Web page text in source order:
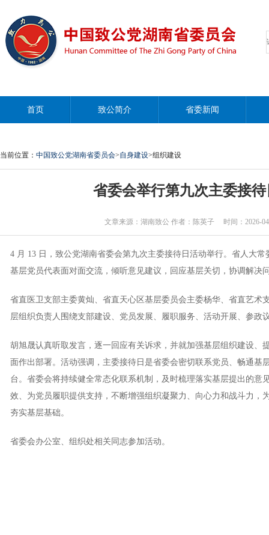
首页 致公简介 省委新闻
当前位置： 中国致公党湖南省委员会>自身建设>组织建设
省委会举行第九次主委接
文章来源：湖南致公 作者：陈英子 时间：2026-04-
4 月 13 日，致公党湖南省委会第九次主委接待日活动举行。省人大
基层党员代表面对面交流，倾听意见建议，回应基层关切，协调解决
省直医卫支部主委黄灿、省直天心区基层委员会主委杨华、省直艺术
层组织负责人围绕支部建设、党员发展、履职服务、活动开展、参政
胡旭晟认真听取发言，逐一回应有关诉求，并就加强基层组织建设、
面作出部署。活动强调，主委接待日是省委会密切联系党员、畅通基
台。省委会将持续健全常态化联系机制，及时梳理落实基层提出的意
效、为党员履职提供支持，不断增强组织凝聚力、向心力和战斗力，
夯实基层基础。
省委会办公室、组织处相关同志参加活动。